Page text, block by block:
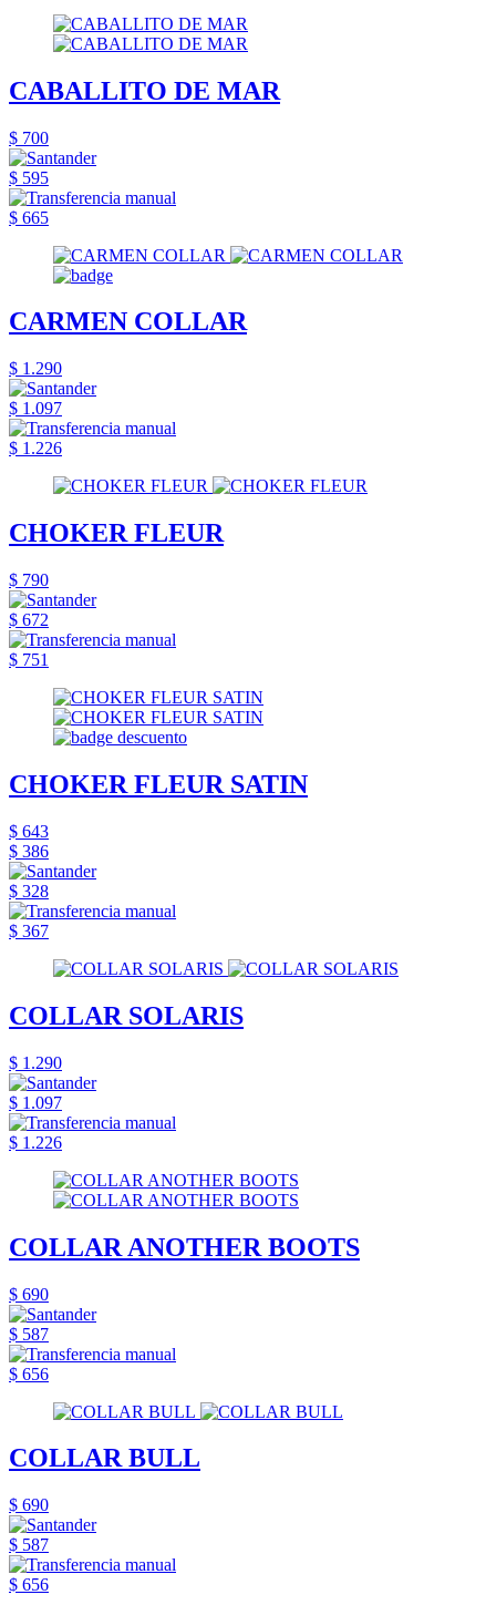
CABALLITO DE MAR
$ 700
$ 595
$ 665
CARMEN COLLAR
$ 1.290
$ 1.097
$ 1.226
CHOKER FLEUR
$ 790
$ 672
$ 751
CHOKER FLEUR SATIN
$ 643
$ 386
$ 328
$ 367
COLLAR SOLARIS
$ 1.290
$ 1.097
$ 1.226
COLLAR ANOTHER BOOTS
$ 690
$ 587
$ 656
COLLAR BULL
$ 690
$ 587
$ 656